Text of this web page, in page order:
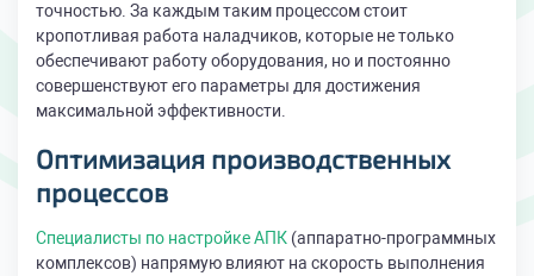
точностью. За каждым таким процессом стоит
кропотливая работа наладчиков, которые не только
обеспечивают работу оборудования, но и постоянно
совершенствуют его параметры для достижения
максимальной эффективности.
Оптимизация производственных
процессов
Специалисты по настройке АПК (аппаратно-программных
комплексов) напрямую влияют на скорость выполнения